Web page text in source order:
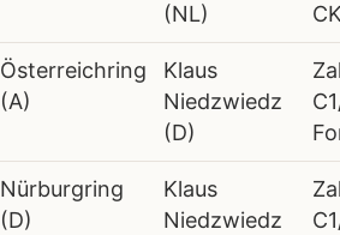
(NL)
Österreichring
(A)
Klaus
Niedzwiedz
(D)
Nürburgring
(D)
Klaus
Niedzwiedz